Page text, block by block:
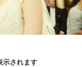
示されます